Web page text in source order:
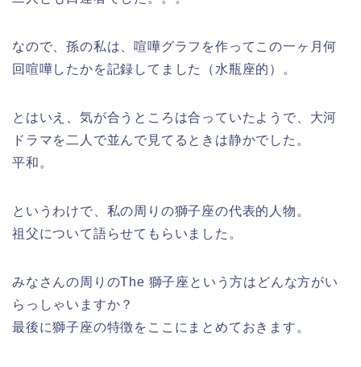
なので、孫の私は、喧嘩グラフを作ってこの一ヶ月何
回喧嘩したかを記録してました（水瓶座的）。
とはいえ、気が合うところは合っていたようで、大河
ドラマを二人で並んで見てるときは静かでした。
平和。
というわけで、私の周りの獅子座の代表的人物。
祖父について語らせてもらいました。
みなさんの周りのThe 獅子座という方はどんな方がい
らっしゃいますか？
最後に獅子座の特徴をここにまとめておきます。